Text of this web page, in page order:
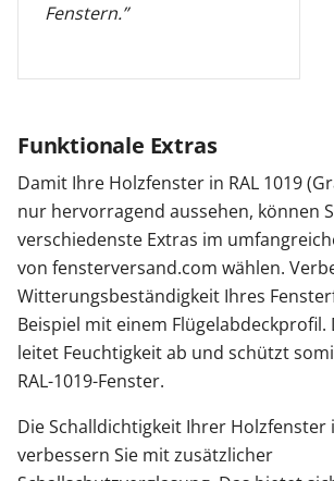
Fenstern.”
Funktionale Extras
Damit Ihre Holzfenster in RAL 1019
nur hervorragend aussehen, können
verschiedenste Extras im
von fensterversand.com wählen.
Witterungsbeständigkeit Ihres
Beispiel mit einem Flügelabdeckprofil.
leitet Feuchtigkeit ab und schützt
RAL-1019-Fenster.
Die Schalldichtigkeit Ihrer Holzfenster
verbessern Sie mit zusätzlicher